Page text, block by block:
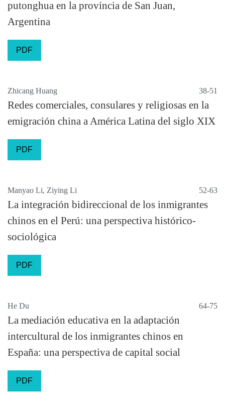
putonghua en la provincia de San Juan,
Argentina
PDF
Zhicang Huang 38-51
Redes comerciales, consulares y religiosas en la
emigración china a América Latina del siglo XIX
PDF
Manyao Li, Ziying Li 52-63
La integración bidireccional de los inmigrantes
chinos en el Perú: una perspectiva histórico-
sociológica
PDF
He Du 64-75
La mediación educativa en la adaptación
intercultural de los inmigrantes chinos en
España: una perspectiva de capital social
PDF